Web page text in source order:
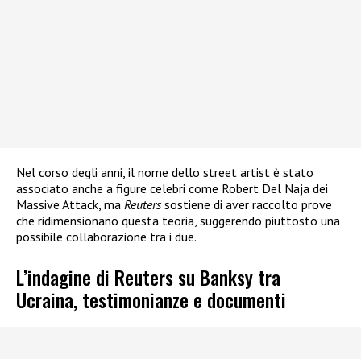
Nel corso degli anni, il nome dello street artist è stato
associato anche a figure celebri come Robert Del Naja dei
Massive Attack, ma Reuterssostiene di aver raccolto prove
che ridimensionano questa teoria, suggerendo piuttosto una
possibile collaborazione tra i due.
L’indagine di Reuters su Banksy tra
Ucraina, testimonianze e documenti